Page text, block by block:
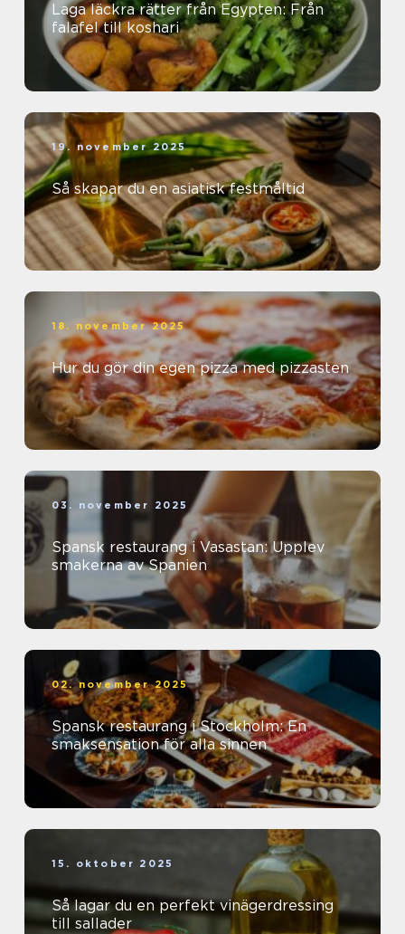
Laga läckra rätter från Egypten: Från
falafel till koshari
19. november 2025
Så skapar du en asiatisk festmåltid
18. november 2025
Hur du gör din egen pizza med pizzasten
03. november 2025
Spansk restaurang i Vasastan: Upplev
smakerna av Spanien
02. november 2025
Spansk restaurang i Stockholm: En
smaksensation för alla sinnen
15. oktober 2025
Så lagar du en perfekt vinägerdressing
till sallader